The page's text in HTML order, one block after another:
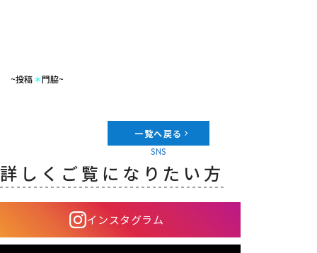
~投稿＊門脇~
一覧へ戻る
SNS
詳しくご覧になりたい方
インスタグラム